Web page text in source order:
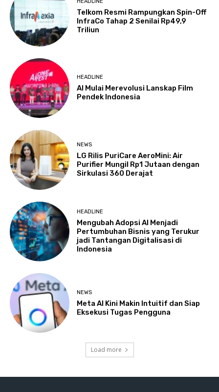
Telkom Resmi Rampungkan Spin-Off
InfraCo Tahap 2 Senilai Rp49,9
Triliun
HEADLINE
AI Mulai Merevolusi Lanskap Film
Pendek Indonesia
NEWS
LG Rilis PuriCare AeroMini: Air
Purifier Mungil Rp1 Jutaan dengan
Sirkulasi 360 Derajat
HEADLINE
Mengubah Adopsi AI Menjadi
Pertumbuhan Bisnis yang Terukur
jadi Tantangan Digitalisasi di
Indonesia
NEWS
Meta AI Kini Makin Intuitif dan Siap
Eksekusi Tugas Pengguna
Load more